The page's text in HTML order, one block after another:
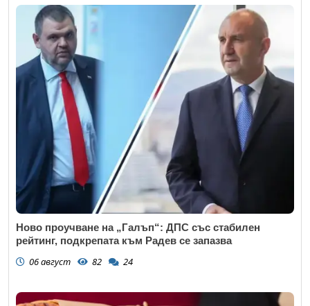
Ново проучване на „Галъп“: ДПС със стабилен
рейтинг, подкрепата към Радев се запазва
06 август 82 24